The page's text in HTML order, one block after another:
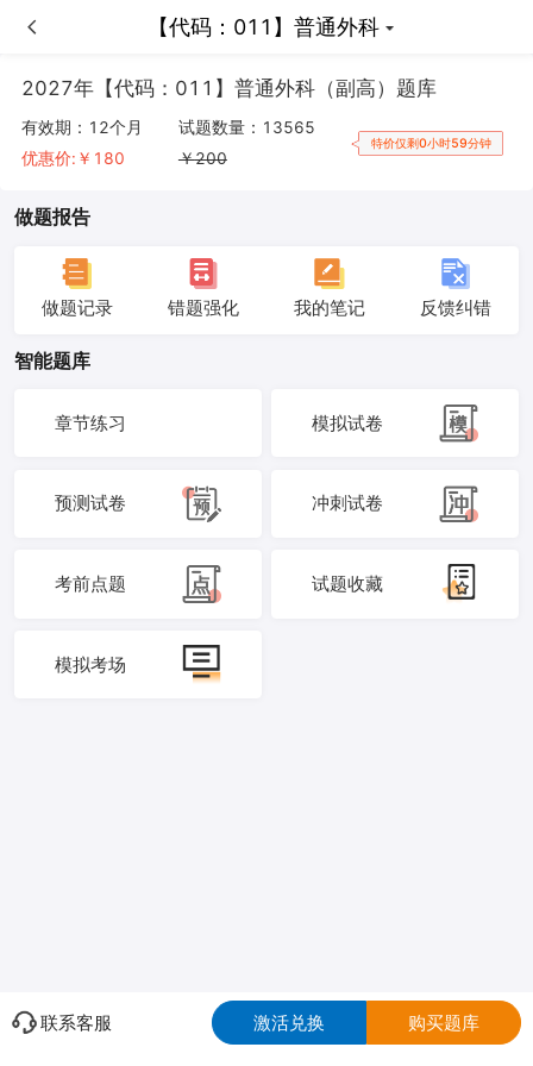
【代码：011】普通外科
【代码：011】普通外科
2027年【代码：011】普通外科（副高）题库
有效期： 12个月
优惠价:￥ 180
试题数量： 13565
￥200
特价仅剩0小时59分钟
做题报告
做题记录 错题强化 我的笔记 反馈纠错
智能题库
章节练习 模拟试卷
预测试卷 冲刺试卷
考前点题 试题收藏
模拟考场
联系客服 激活兑换 购买题库